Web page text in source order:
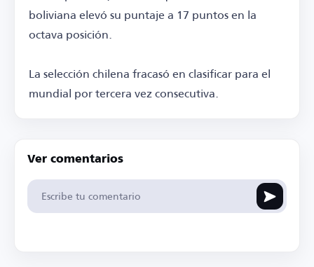
boliviana elevó su puntaje a 17 puntos en la
octava posición.
La selección chilena fracasó en clasificar para el
mundial por tercera vez consecutiva.
Ver comentarios